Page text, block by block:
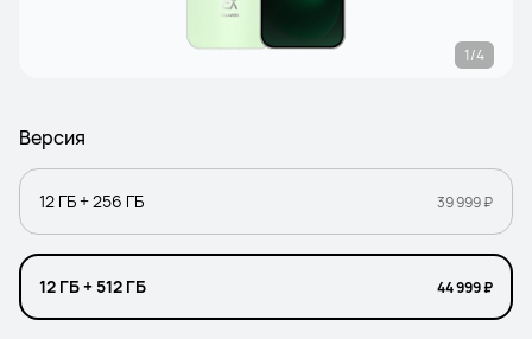
1/4
Версия
12 ГБ + 256 ГБ 39 999 ₽
12 ГБ + 512 ГБ 44 999 ₽